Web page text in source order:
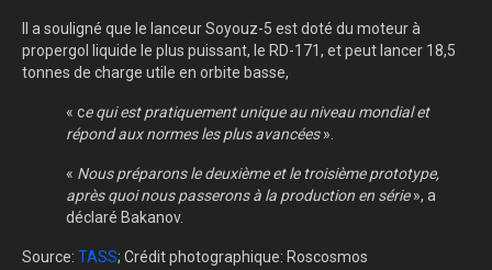
Il a souligné que le lanceur Soyouz-5 est doté du moteur à
propergol liquide le plus puissant, le RD-171, et peut lancer 18,5
tonnes de charge utile en orbite basse,
« ce qui est pratiquement unique au niveau mondial et
répond aux normes les plus avancées».
« Nous préparons le deuxième et le troisième prototype,
après quoi nous passerons à la production en série», a
déclaré Bakanov.
Source: TASS; Crédit photographique: Roscosmos